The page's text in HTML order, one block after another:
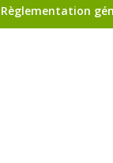
Règlementation